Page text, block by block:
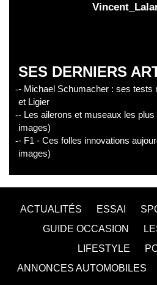
SES DERNIERS
- Michael Schumacher : ses tests
et Ligier
- Les ailerons et museaux les
images)
- F1 - Ces folles innovations
images)
ACTUALITÉS ESSAI
GUIDE OCCASION
LIFESTYLE
ANNONCES AUTOMOBILES